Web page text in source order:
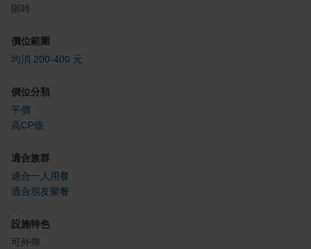
限時
價位範圍
均消 200-400 元
價位分類
平價
高CP值
適合族群
適合一人用餐
適合朋友聚餐
設施特色
可外帶